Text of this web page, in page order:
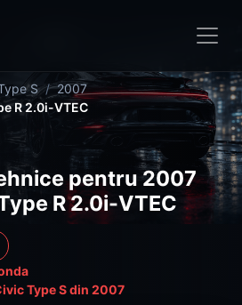
S
2007
R 2.0i-VTEC
pentru 2007
R 2.0i-VTEC
Type S din 2007